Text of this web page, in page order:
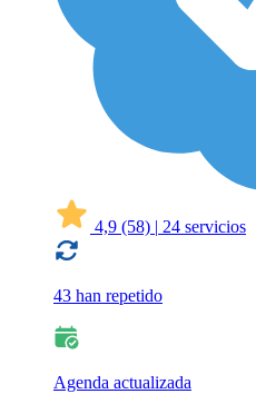
4,9 (58) | 24 servicios
43 han repetido
Agenda actualizada